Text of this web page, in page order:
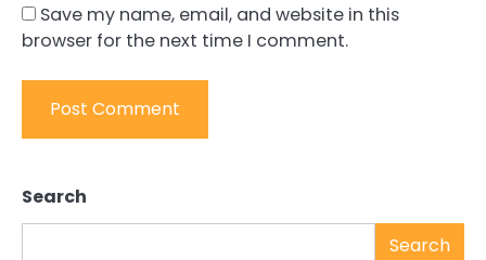
Save my name, email, and website in this
browser for the next time I comment.
Search
Search